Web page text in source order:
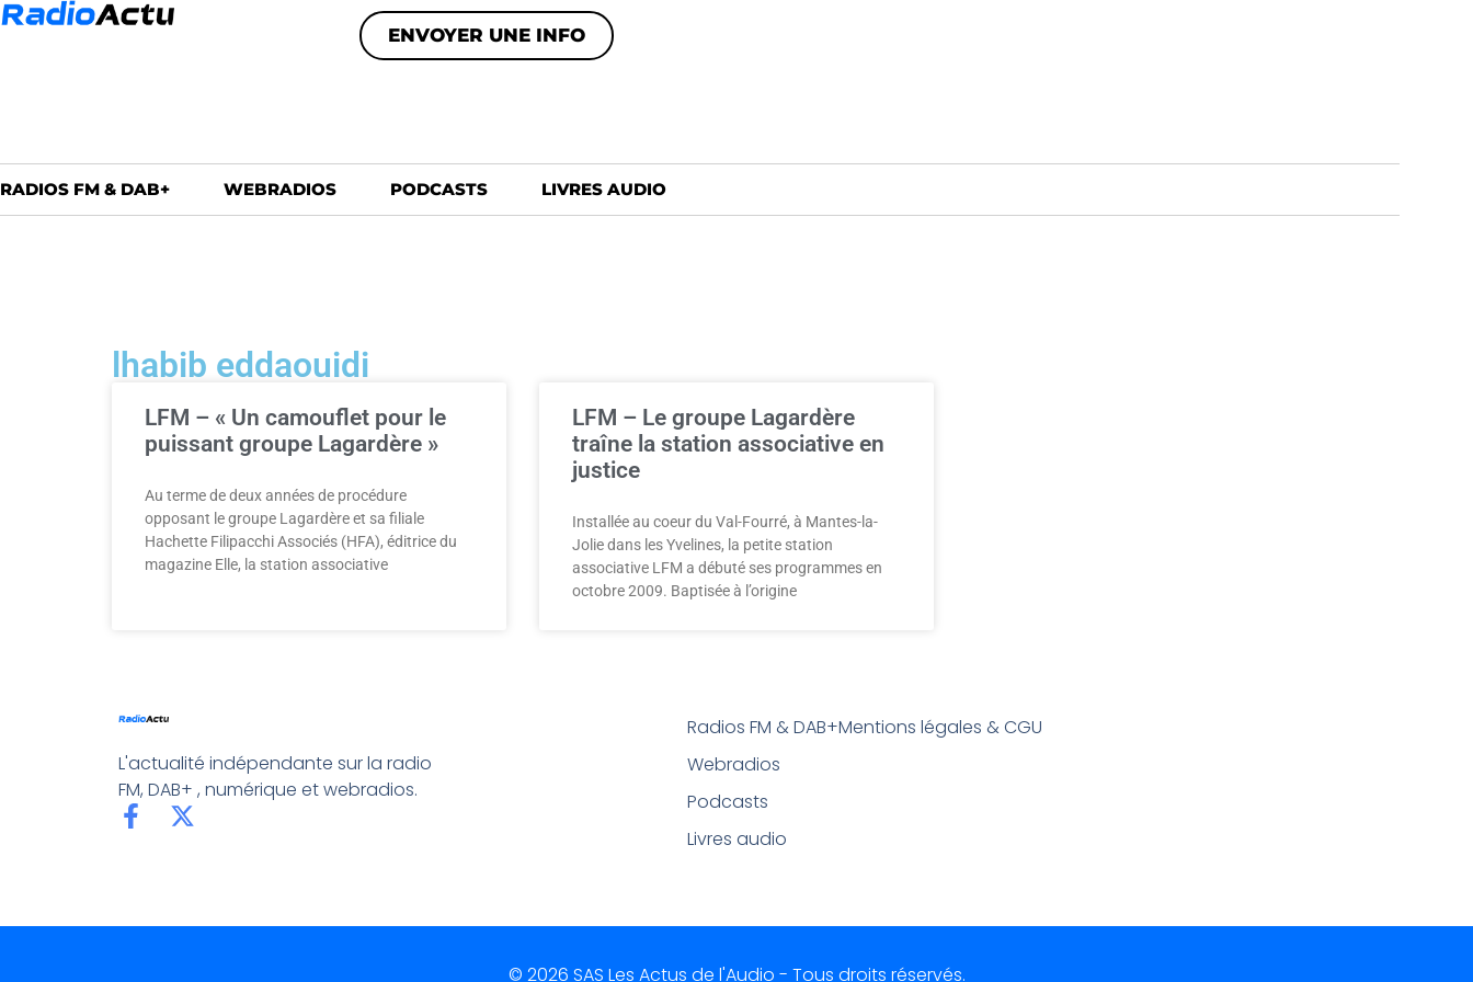
ENVOYER UNE INFO
RADIOS FM & DAB+ WEBRADIOS PODCASTS LIVRES AUDIO
lhabib eddaouidi
LFM – « Un camouflet pour le
puissant groupe Lagardère »
Au terme de deux années de procédure
opposant le groupe Lagardère et sa filiale
Hachette Filipacchi Associés (HFA), éditrice du
magazine Elle, la station associative
LFM – Le groupe Lagardère
traîne la station associative en
justice
Installée au coeur du Val-Fourré, à Mantes-la-
Jolie dans les Yvelines, la petite station
associative LFM a débuté ses programmes en
octobre 2009. Baptisée à l’origine
L'actualité indépendante sur la radio
FM, DAB+ , numérique et webradios.
Radios FM & DAB+
Webradios
Podcasts
Livres audio
Mentions légales & CGU
© 2026 SAS Les Actus de l'Audio - Tous droits réservés.